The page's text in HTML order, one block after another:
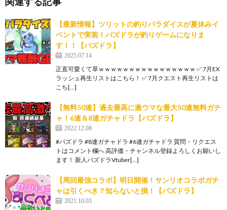
【最新情報】ツリットの釣りパラダイスが夏休みイ
ベントで実装！パズドラが釣りゲームになりま
す！！【パズドラ】
2025.07.14
正直可愛くて草ｗｗｗｗｗｗｗｗｗｗｗｗｗｗｗｗ ✅ 7月EX
ラッシュ再生リストはこちら！ ✅ 7月クエスト再生リストは
こち[…]
【無料50連】過去最高に激ウマな最大50連無料ガチ
ャ！6連＆8連ガチャドラ【パズドラ】
2022.12.08
#パズドラ #8連ガチャドラ #6連ガチャドラ 質問・リクエス
トはコメント欄へ 高評価・チャンネル登録よろしくお願いし
ます！ 新人パズドラVtuber[…]
【周回最強コラボ】明日開催！サンリオコラボガチ
ャは引くべき？知らないと損！【パズドラ】
2021.10.03